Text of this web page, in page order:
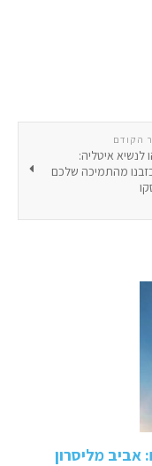
הקודם
לנשיא איטליה:
מהתמיכה שלכם
אביב מליסרון